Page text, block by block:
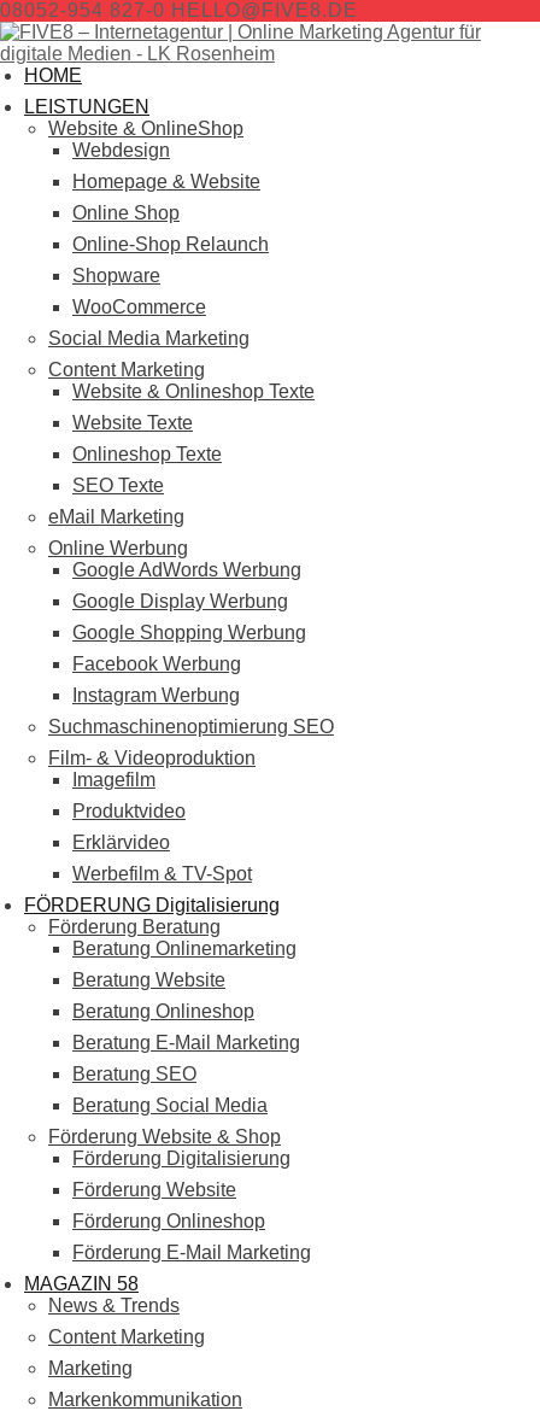
08052-954 827-0 HELLO@FIVE8.DE
HOME
LEISTUNGEN
Website & OnlineShop
Webdesign
Homepage & Website
Online Shop
Online-Shop Relaunch
Shopware
WooCommerce
Social Media Marketing
Content Marketing
Website & Onlineshop Texte
Website Texte
Onlineshop Texte
SEO Texte
eMail Marketing
Online Werbung
Google AdWords Werbung
Google Display Werbung
Google Shopping Werbung
Facebook Werbung
Instagram Werbung
Suchmaschinenoptimierung SEO
Film- & Videoproduktion
Imagefilm
Produktvideo
Erklärvideo
Werbefilm & TV-Spot
FÖRDERUNG Digitalisierung
Förderung Beratung
Beratung Onlinemarketing
Beratung Website
Beratung Onlineshop
Beratung E-Mail Marketing
Beratung SEO
Beratung Social Media
Förderung Website & Shop
Förderung Digitalisierung
Förderung Website
Förderung Onlineshop
Förderung E-Mail Marketing
MAGAZIN 58
News & Trends
Content Marketing
Marketing
Markenkommunikation